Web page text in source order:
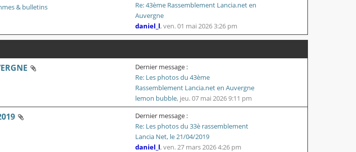
& bulletins
Re: 43ème Rassemblement Lancia.net en
Auvergne
daniel_l, ven. 01 mai 2026 3:26 pm
Dernier message :
Re: Les photos du 43ème
Rassemblement Lancia.net en Auvergne
lemon bubble, jeu. 07 mai 2026 9:11 pm
Dernier message :
Re: Les photos du 33è rassemblement
Lancia Net, le 21/04/2019
daniel_l, ven. 27 mars 2026 4:26 pm